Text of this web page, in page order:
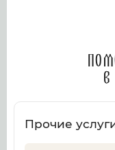
Прочие